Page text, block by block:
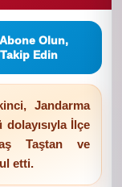
Olun,
Edin
Jandarma
dolayısıyla İlçe
Taştan ve
etti.